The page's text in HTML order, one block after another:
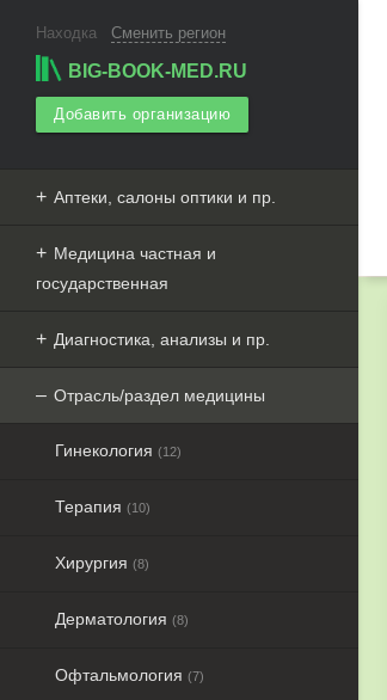
Находка Сменить регион
BIG-BOOK-MED.RU
Добавить организацию
Аптеки, салоны оптики и пр.
Медицина частная и
государственная
Диагностика, анализы и пр.
Отрасль/раздел медицины
Гинекология (12)
Терапия (10)
Хирургия (8)
Дерматология (8)
Офтальмология (7)